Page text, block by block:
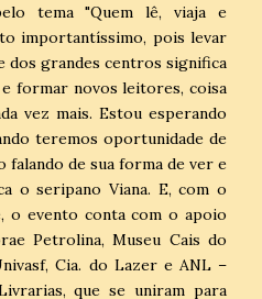
tema "Quem lê, viaja e
importantíssimo, pois levar
dos grandes centros significa
e formar novos leitores, coisa
vez mais. Estou esperando
teremos oportunidade de
de sua forma de ver e
o seripano Viana. E, com o
o evento conta com o apoio
Petrolina, Museu Cais do
Cia. do Lazer e ANL –
que se uniram para